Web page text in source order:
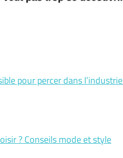
pour percer dans
? Conseils mode et style